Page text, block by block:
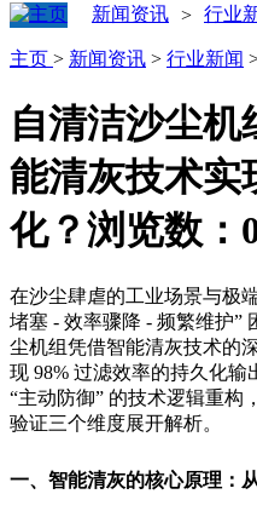
新闻资讯 > 行业
主页 > 新闻资讯 > 行业新闻
自清洁沙尘
能清灰技术实
化？浏览数：
在沙尘肆虐的工业场景与极
堵塞 - 效率骤降 - 频繁维护”
尘机组凭借智能清灰技术的
现 98% 过滤效率的持久化输
“主动防御” 的技术逻辑重构
验证三个维度展开解析。
一、智能清灰的核心原理：